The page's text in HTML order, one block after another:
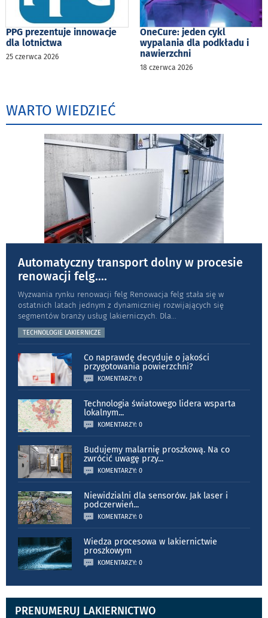
PPG prezentuje innowacje
dla lotnictwa
25 czerwca 2026
OneCure: jeden cykl
wypalania dla podkładu i
nawierzchni
18 czerwca 2026
WARTO WIEDZIEĆ
Automatyczny transport dolny w procesie
renowacji felg....
Wyzwania rynku renowacji felg Renowacja felg stała się w
ostatnich latach jednym z dynamiczniej rozwijających się
segmentów branży usług lakierniczych. Dla
TECHNOLOGIE LAKIERNICZE
Co naprawdę decyduje o jakości
przygotowania powierzchni?
KOMENTARZY: 0
Technologia światowego lidera wsparta
lokalnym...
KOMENTARZY: 0
Budujemy malarnię proszkową. Na co
zwrócić uwagę przy...
KOMENTARZY: 0
Niewidzialni dla sensorów. Jak laser i
podczerwień...
KOMENTARZY: 0
Wiedza procesowa w lakiernictwie
proszkowym
KOMENTARZY: 0
PRENUMERUJ LAKIERNICTWO